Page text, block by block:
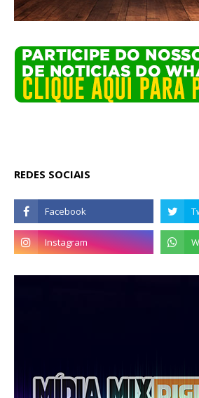
REDES SOCIAIS